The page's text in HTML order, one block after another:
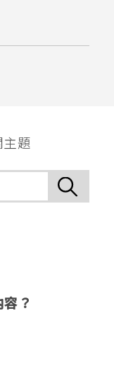
主題
？